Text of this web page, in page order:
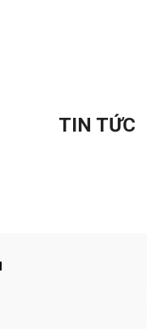
TIN TỨC